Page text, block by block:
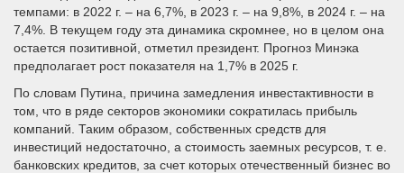
темпами: в 2022 г. – на 6,7%, в 2023 г. – на 9,8%, в 2024 г. – на
7,4%. В текущем году эта динамика скромнее, но в целом она
остается позитивной, отметил президент. Прогноз Минэка
предполагает рост показателя на 1,7% в 2025 г.
По словам Путина, причина замедления инвестактивности в
том, что в ряде секторов экономики сократилась прибыль
компаний. Таким образом, собственных средств для
инвестиций недостаточно, а стоимость заемных ресурсов, т. е.
банковских кредитов, за счет которых отечественный бизнес во